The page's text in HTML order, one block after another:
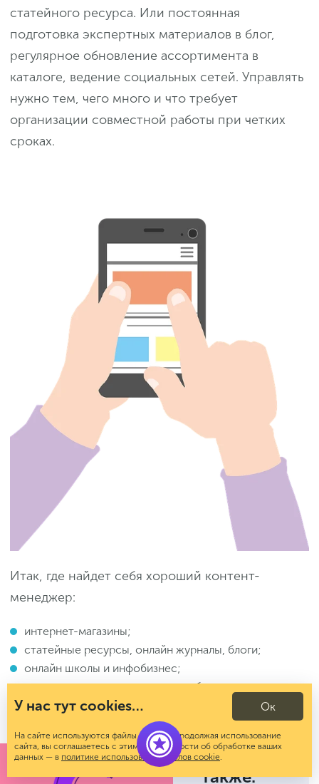
статейного ресурса. Или постоянная
подготовка экспертных материалов в блог,
регулярное обновление ассортимента в
каталоге, ведение социальных сетей. Управлять
нужно тем, чего много и что требует
организации совместной работы при четких
сроках.
Итак, где найдет себя хороший контент-
менеджер:
интернет-магазины;
статейные ресурсы, онлайн журналы, блоги;
онлайн школы и инфобизнес;
стартапы, у которых есть потребность заявить о
себе с помощью контент-маркетинга.
Читайте
также:
У нас тут cookies…
На сайте используются файлы cookies. Продолжая использование
сайта, вы соглашаетесь с этим. Подробности об обработке ваших
данных — в политике использования файлов cookie.
Ок